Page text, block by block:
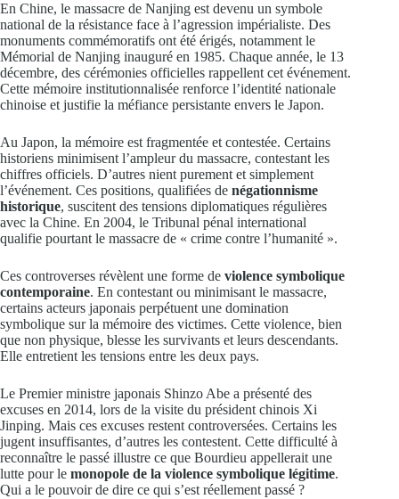
En Chine, le massacre de Nanjing est devenu un symbole
national de la résistance face à l’agression impérialiste. Des
monuments commémoratifs ont été érigés, notamment le
Mémorial de Nanjing inauguré en 1985. Chaque année, le 13
décembre, des cérémonies officielles rappellent cet événement.
Cette mémoire institutionnalisée renforce l’identité nationale
chinoise et justifie la méfiance persistante envers le Japon.
Au Japon, la mémoire est fragmentée et contestée. Certains
historiens minimisent l’ampleur du massacre, contestant les
chiffres officiels. D’autres nient purement et simplement
l’événement. Ces positions, qualifiées de négationnisme
historique, suscitent des tensions diplomatiques régulières
avec la Chine. En 2004, le Tribunal pénal international
qualifie pourtant le massacre de « crime contre l’humanité ».
Ces controverses révèlent une forme de violence symbolique
contemporaine. En contestant ou minimisant le massacre,
certains acteurs japonais perpétuent une domination
symbolique sur la mémoire des victimes. Cette violence, bien
que non physique, blesse les survivants et leurs descendants.
Elle entretient les tensions entre les deux pays.
Le Premier ministre japonais Shinzo Abe a présenté des
excuses en 2014, lors de la visite du président chinois Xi
Jinping. Mais ces excuses restent controversées. Certains les
jugent insuffisantes, d’autres les contestent. Cette difficulté à
reconnaître le passé illustre ce que Bourdieu appellerait une
lutte pour le monopole de la violence symbolique légitime.
Qui a le pouvoir de dire ce qui s’est réellement passé ?